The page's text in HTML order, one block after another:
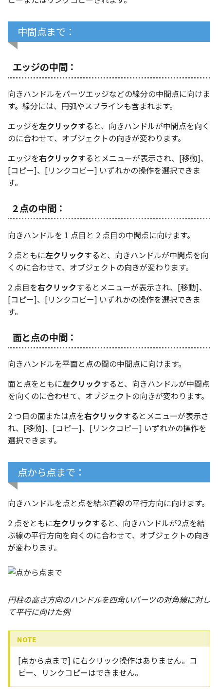
中間点まで：
エッジの中間：
向きハンドルをパーツエッジなどの線分の中間点に向けま
す。線分には、円弧やスプラインも含まれます。
エッジを左クリックすると、向きハンドルが中間点を向く
のに合わせて、オブジェクトの向きが変わります。
エッジを右クリックするとメニューが表示され、[移動]、
[コピー]、[リンクコピー] いずれかの操作を選択できま
す。
2 点の中間：
向きハンドルを 1 点目と 2 点目の中間点に向けます。
2 点ともに左クリックすると、向きハンドルが中間点を向
くのに合わせて、オブジェクトの向きが変わります。
2 点目を右クリックするとメニューが表示され、[移動]、
[コピー]、[リンクコピー] いずれかの操作を選択できま
す。
面と点の中間：
向きハンドルを平面と点の間の中間点に向けます。
面と点をともに左クリックすると、向きハンドルが中間点
を向くのに合わせて、オブジェクトの向きが変わります。
2 つ目の面または点を右クリックするとメニューが表示さ
れ、[移動]、[コピー]、[リンクコピー] いずれかの操作を
選択できます。
点から点まで：
向きハンドルを点と点を結ぶ直線の平行方向に向けます。
2 点をともに左クリックすると、向きハンドルが2点を結
ぶ線の平行方向を向くのに合わせて、オブジェクトの向き
が変わります。
円柱の高さ方向のハンドルを四角いパーツの対角線に対し
て平行に向けた例
[点から点まで] に右クリック操作はありません。コ
ピー、リンクコピーはできません。